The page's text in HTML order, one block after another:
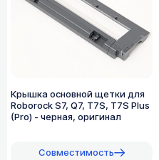
Крышка основной щетки для
Roborock S7, Q7, T7S, T7S Plus
(Pro) - черная, оригинал
Совместимость